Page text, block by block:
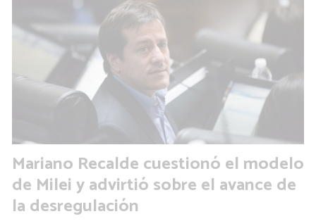
Mariano Recalde cuestionó el modelo
de Milei y advirtió sobre el avance de
la desregulación